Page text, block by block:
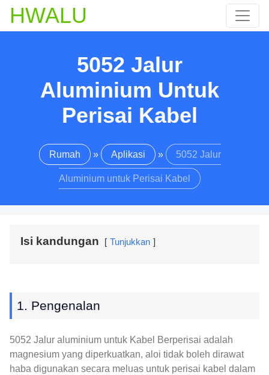
HWALU
5052 Jalur
Aluminium Untuk
Perisai Kabel
Rumah » Aplikasi » 5052 Jalur
Aluminium untuk Perisai Kabel
Isi kandungan Tunjukkan
1. Pengenalan
5052 Jalur aluminium untuk Kabel Berperisai adalah
magnesium yang diperkuatkan, aloi tidak boleh dirawat
haba digunakan secara meluas untuk perisai kabel dalam